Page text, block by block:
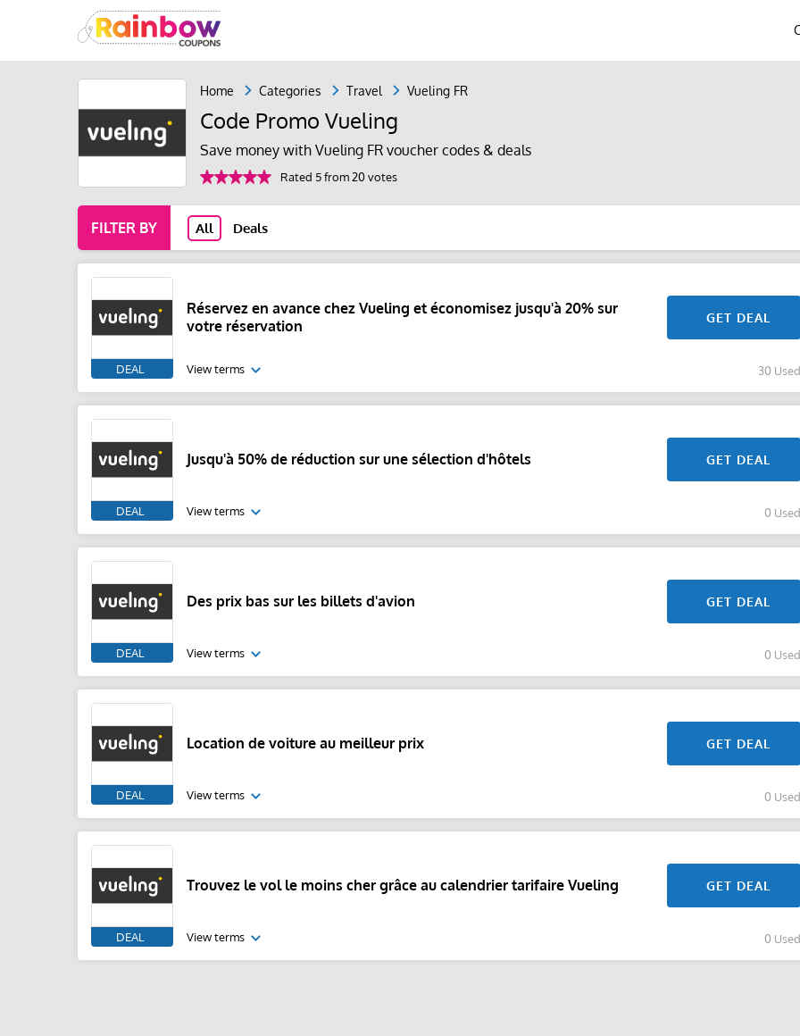
Home Categories Travel Vueling FR
Code Promo Vueling
Save money with Vueling FR voucher codes & deals
Rated 5 from 20 votes
FILTER BY All Deals
DEAL
Réservez en avance chez Vueling et économisez jusqu'à 20% sur
votre réservation
GET DEAL
View terms 30 Used
DEAL
Jusqu'à 50% de réduction sur une sélection d'hôtels GET DEAL
View terms 0 Used
DEAL
Des prix bas sur les billets d'avion GET DEAL
View terms 0 Used
DEAL
Location de voiture au meilleur prix GET DEAL
View terms 0 Used
DEAL
Trouvez le vol le moins cher grâce au calendrier tarifaire Vueling GET DEAL
View terms 0 Used